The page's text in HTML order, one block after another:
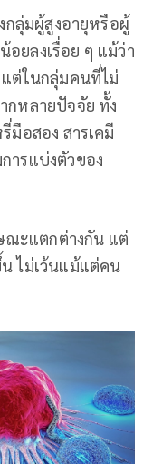
กลุ่มผู้สูงอายุหรือผู้
ยลงเรื่อย ๆ แม้ว่า
ต่ในกลุ่มคนที่ไม่
กหลายปัจจัย ทั้ง
มือสอง สารเคมี
ารแบ่งตัวของ
ณะแตกต่างกัน แต่
ไม่เว้นแม้แต่คน